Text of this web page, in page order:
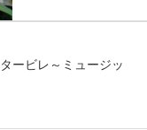
ービレ～ミュージッ